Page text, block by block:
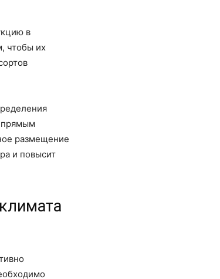
в
чтобы их
прямым
размещение
и повысит